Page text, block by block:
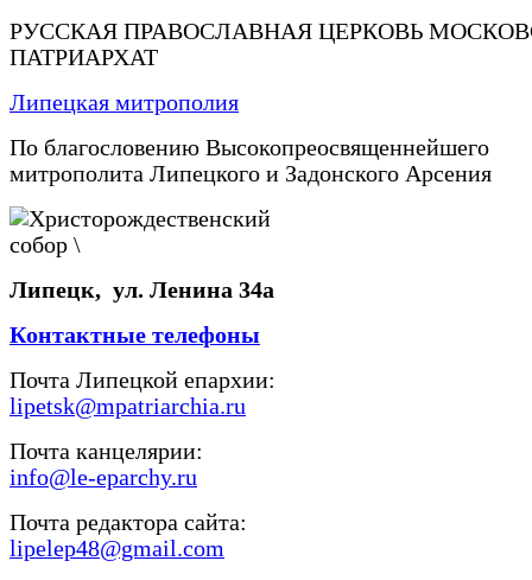
РУССКАЯ ПРАВОСЛАВНАЯ ЦЕРКОВЬ
ПАТРИАРХАТ
Липецкая митрополия
По благословению Высокопреосвященнейшего
митрополита Липецкого и Задонского Арсения
Липецк, ул. Ленина 34а
Контактные телефоны
Почта Липецкой епархии:
lipetsk@mpatriarchia.ru
Почта канцелярии:
info@le-eparchy.ru
Почта редактора сайта:
lipelep48@gmail.com